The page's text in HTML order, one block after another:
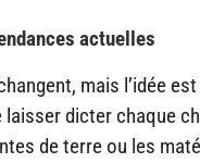
actuelles
mais l’idée est
laisser dicter chaque
de terre ou les